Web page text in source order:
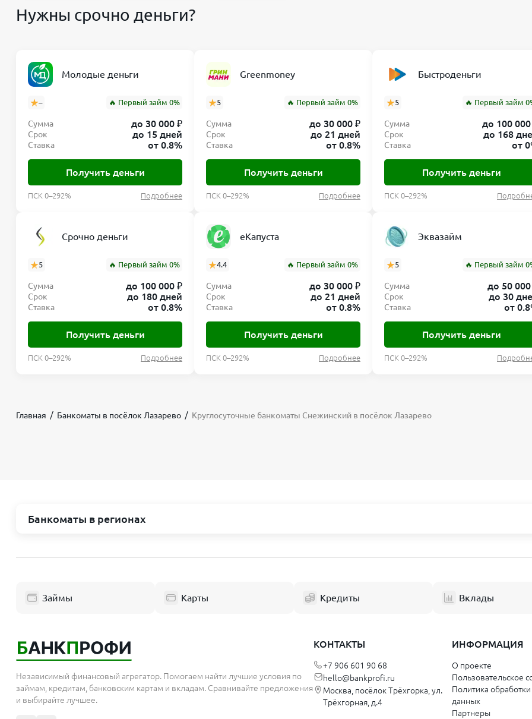
Нужны срочно деньги?
Молодые деньги
– 🔥 Первый займ 0%
Сумма до 30 000 ₽
Срок до 15 дней
Ставка от 0.8%
Получить деньги
ПСК 0–292% Подробнее
Greenmoney
5 🔥 Первый займ 0%
Сумма до 30 000 ₽
Срок до 21 дней
Ставка от 0.8%
Получить деньги
ПСК 0–292% Подробнее
Быстроденьги
5 🔥 Первый займ
Сумма до 100
Срок до 168
Ставка от
Получить деньги
ПСК 0–292%
Срочно деньги
5 🔥 Первый займ 0%
Сумма до 100 000 ₽
Срок до 180 дней
Ставка от 0.8%
Получить деньги
ПСК 0–292% Подробнее
еКапуста
4.4 🔥 Первый займ 0%
Сумма до 30 000 ₽
Срок до 21 дней
Ставка от 0.8%
Получить деньги
ПСК 0–292% Подробнее
Эквазайм
5 🔥 Первый займ
Сумма до 50
Срок до 30
Ставка от
Получить деньги
ПСК 0–292%
Главная Банкоматы в посёлок Лазарево Круглосуточные банкоматы Снежинский в посёлок Лазарево
Банкоматы в регионах
Балашиха
Электросталь
Домодедово
Подольск
Норильск
Ульяновская область
Димитровград
Займы Карты Кредиты Вклады
Независимый финансовый агрегатор. Помогаем найти лучшие условия по
займам, кредитам, банковским картам и вкладам. Сравнивайте предложения
и выбирайте лучшее.
КОНТАКТЫ
+7 906 601 90 68
hello@bankprofi.ru
Москва, посёлок Трёхгорка, ул.
Трёхгорная, д.4
ИНФОРМАЦИЯ
О проекте
Пользовательское
Политика
данных
Партнеры